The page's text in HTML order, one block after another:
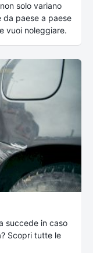
solo variano
da paese a paese
vuoi noleggiare.
succede in caso
Scopri tutte le